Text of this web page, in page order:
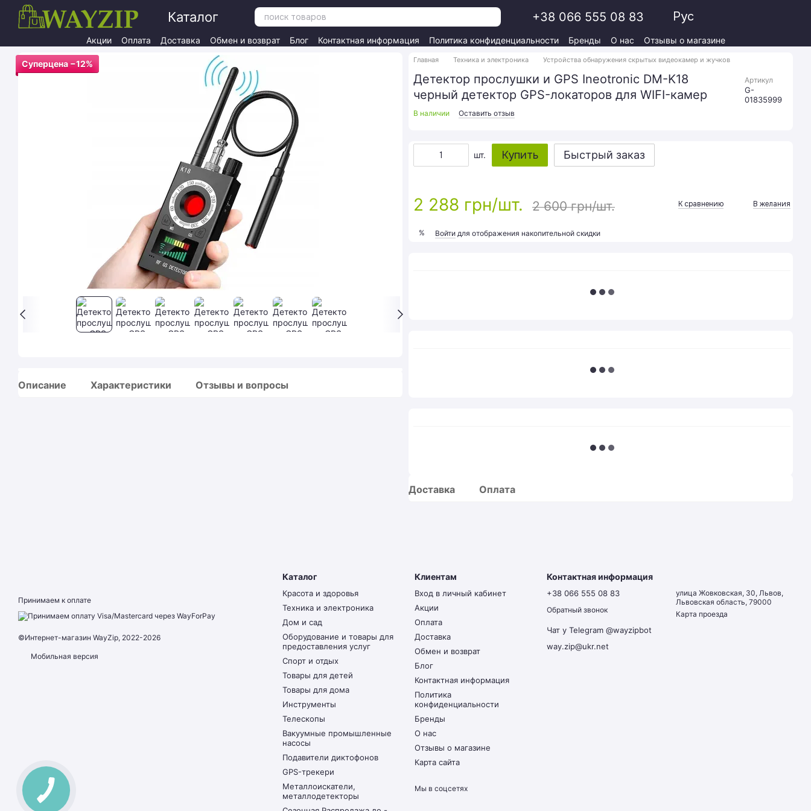
Перейти к основному контенту
Каталог +38 066 555 08 83 Рус
Акции Оплата Доставка Обмен и возврат Блог Контактная информация Политика конфиденциальности Бренды О нас Отзывы о магазине
Суперцена −12%
Описание Характеристики Отзывы и вопросы
Главная Техника и электроника Устройства обнаружения скрытых видеокамер и жучков
Детектор прослушки и GPS Ineotronic DM-K18
черный детектор GPS-локаторов для WIFI-камер
Артикул
G-
01835999
В наличии Оставить отзыв
шт. Купить Быстрый заказ
2 288 грн/шт. 2 600 грн/шт. К сравнению В желания
% Войти для отображения накопительной скидки
Доставка Оплата
Принимаем к оплате
©Интернет-магазин WayZip, 2022-2026
Мобильная версия
Каталог
Красота и здоровья
Техника и электроника
Дом и сад
Оборудование и товары для
предоставления услуг
Спорт и отдых
Товары для детей
Товары для дома
Инструменты
Телескопы
Вакуумные промышленные
насосы
Подавители диктофонов
GPS-трекери
Металлоискатели,
металлодетекторы
Клиентам
Вход в личный кабинет
Акции
Оплата
Доставка
Обмен и возврат
Блог
Контактная информация
Политика
конфиденциальности
Бренды
О нас
Отзывы о магазине
Карта сайта
Мы в соцсетях
Контактная информация
+38 066 555 08 83
Обратный звонок
Чат у Telegram @wayzipbot
way.zip@ukr.net
улица Жовковская, 30, Львов,
Львовская область, 79000
Карта проезда